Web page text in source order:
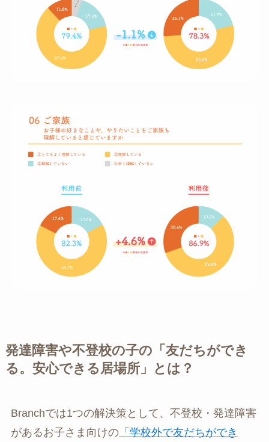
発達障害や不登校の子の「友だちができ
る。安心できる居場所」とは？
Branchでは1つの解決策として、不登校・発達障害
があるお子さま向けの「学校外で友だちができ